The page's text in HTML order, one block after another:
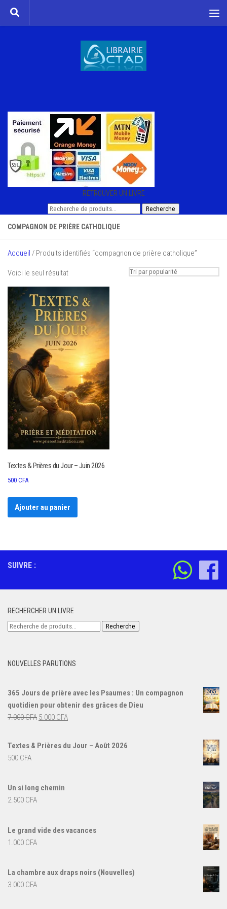
Skip to content
RETROUVER UN LIVRE
Recherche
Recherche
COMPAGNON DE PRIÈRE CATHOLIQUE
Accueil / Produits identifiés “compagnon de prière catholique”
Voici le seul résultat
Textes & Prières du Jour – Juin 2026
500 CFA
Ajouter au panier
SUIVRE :
RECHERCHER UN LIVRE
Recherche
Recherche
NOUVELLES PARUTIONS
365 Jours de prière avec les Psaumes : Un compagnon
quotidien pour obtenir des grâces de Dieu
7.000CFA Le
initial
5.000 CFALe
actuel
Textes & Prières du Jour – Août 2026
500 CFA
Un si long chemin
2.500 CFA
Le grand vide des vacances
1.000 CFA
La chambre aux draps noirs (Nouvelles)
3.000 CFA